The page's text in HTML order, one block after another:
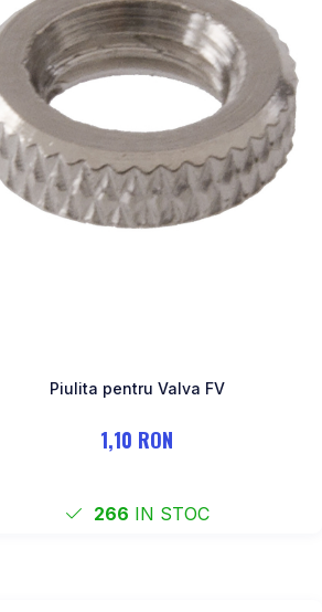
Piulita pentru Valva FV
1,10 RON
266 IN STOC